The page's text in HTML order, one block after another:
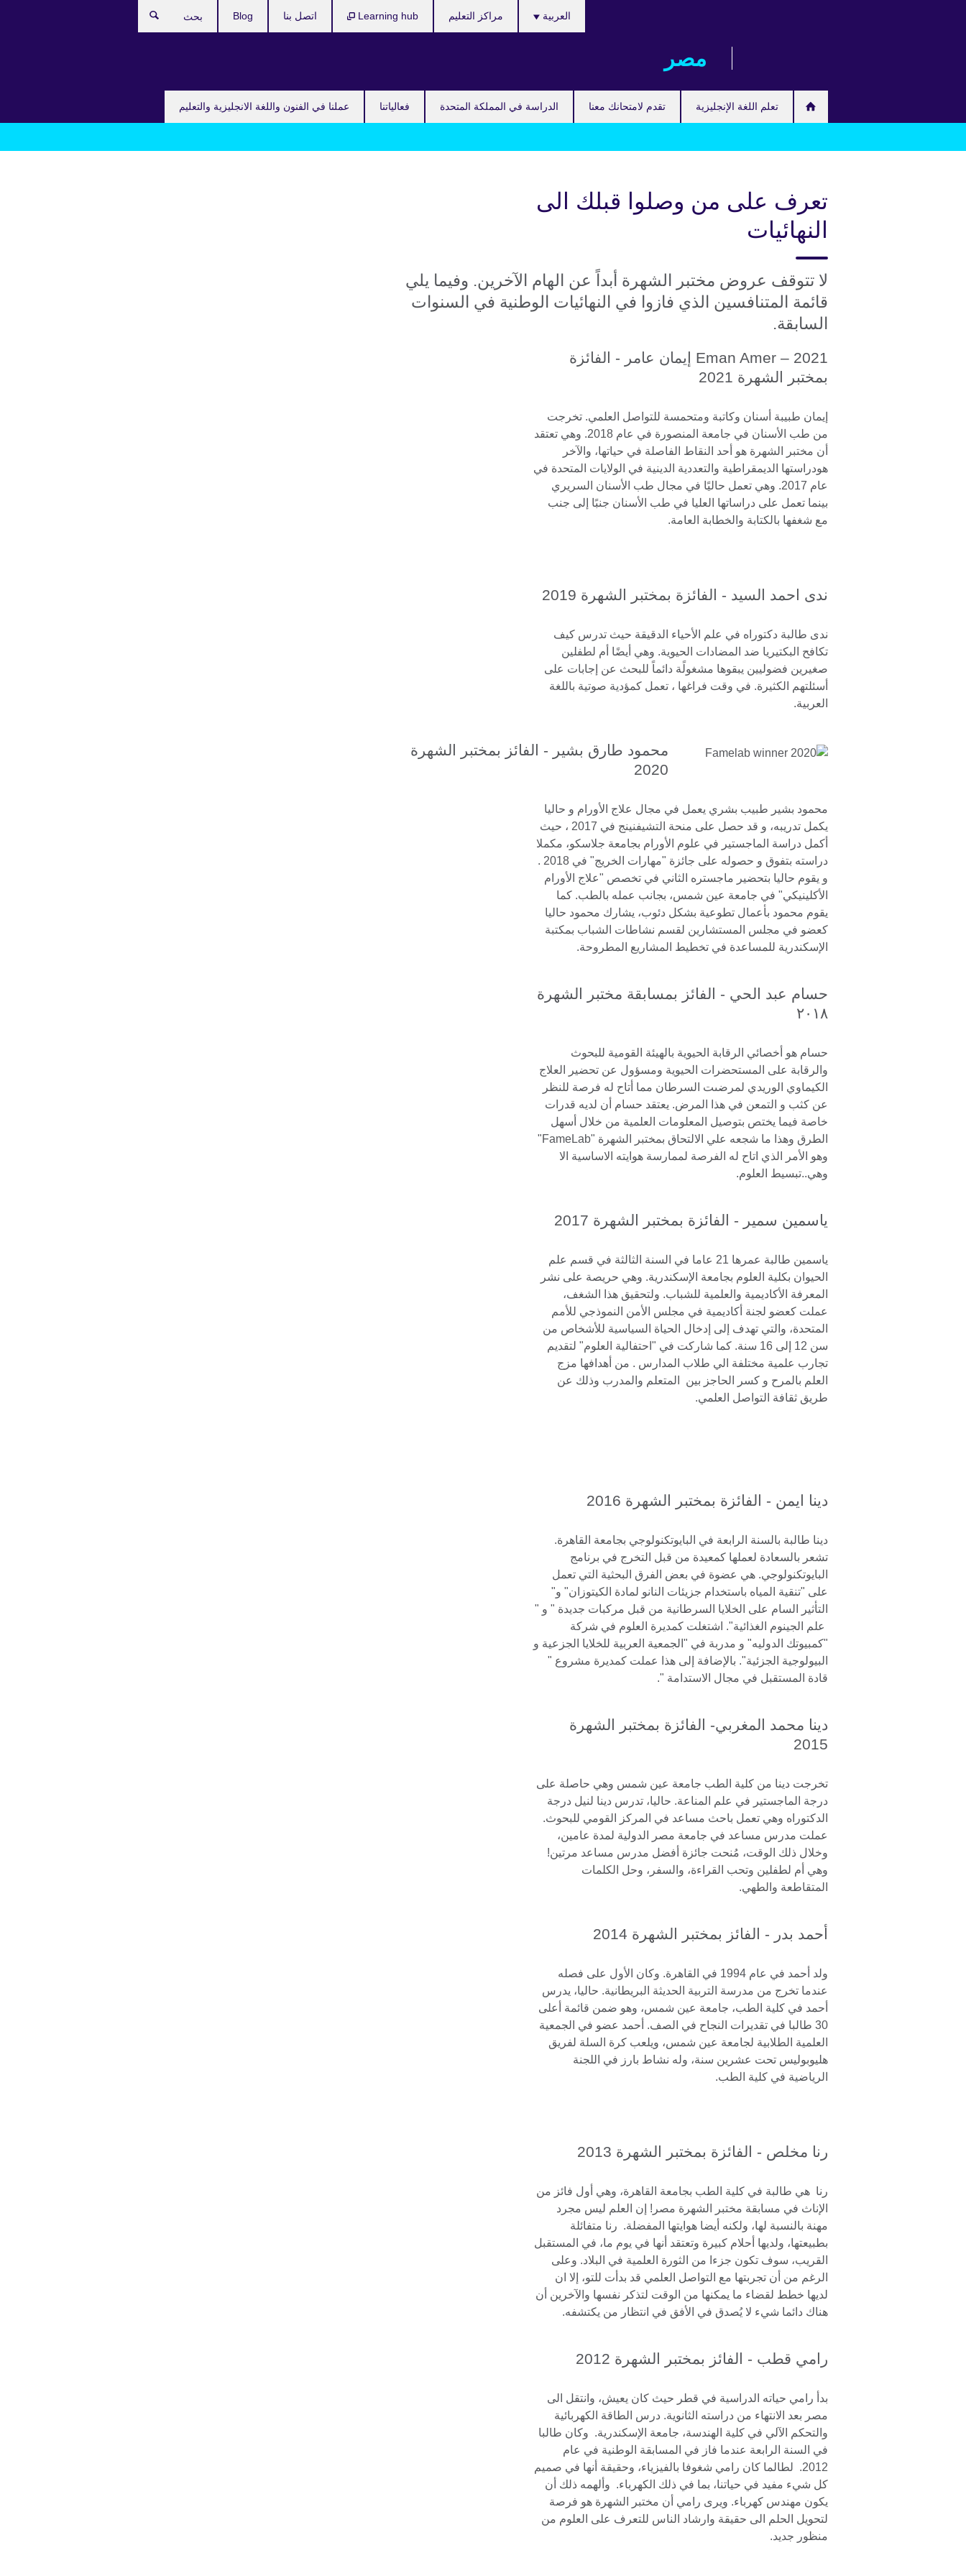
مصر‎
تعلم اللغة الإنجليزية تقدم لامتحانك معنا الدراسة في المملكة المتحدة فعالياتنا عملنا في الفنون واللغة الانجليزية والتعليم
العربية مراكز التعليم Learning hub اتصل بنا Blog
تعرف على من وصلوا قبلك الى
النهائيات
لا تتوقف عروض مختبر الشهرة أبداً عن الهام الآخرين. وفيما يلي
قائمة المتنافسين الذي فازوا في النهائيات الوطنية في السنوات
السابقة.
2021 – Eman Amer إيمان عامر - الفائزة
بمختبر الشهرة 2021
إيمان طبيبة أسنان وكاتبة ومتحمسة للتواصل العلمي. تخرجت
من طب الأسنان في جامعة المنصورة في عام 2018. وهي تعتقد
أن مختبر الشهرة هو أحد النقاط الفاصلة في حياتها، والآخر
هودراستها الديمقراطية والتعددية الدينية في الولايات المتحدة في
عام 2017. وهي تعمل حاليًا في مجال طب الأسنان السريري
بينما تعمل على دراساتها العليا في طب الأسنان جنبًا إلى جنب
مع شغفها بالكتابة والخطابة العامة.
ندى احمد السيد - الفائزة بمختبر الشهرة 2019
ندى طالبة دكتوراه في علم الأحياء الدقيقة حيث تدرس كيف
تكافح البكتيريا ضد المضادات الحيوية. وهي أيضًا أم لطفلين
صغيرين فضوليين يبقوها مشغولًة دائماً للبحث عن إجابات على
أسئلتهم الكثيرة. في وقت فراغها ، تعمل كمؤدية صوتية باللغة
العربية.
محمود طارق بشير - الفائز بمختبر الشهرة
2020
محمود بشير طبيب بشري يعمل في مجال علاج الأورام و حاليا
يكمل تدريبه، و قد حصل على منحة التشيفنينج في 2017 ، حيث
أكمل دراسة الماجستير في علوم الأورام بجامعة جلاسكو، مكملا
دراسته بتفوق و حصوله على جائزة "مهارات الخريج" في 2018 .
و يقوم حاليا بتحضير ماجستره الثاني في تخصص "علاج الأورام
الأكلينيكي" في جامعة عين شمس، بجانب عمله بالطب. كما
يقوم محمود بأعمال تطوعية بشكل دئوب، يشارك محمود حاليا
كعضو في مجلس المستشارين لقسم نشاطات الشباب بمكتبة
الإسكندرية للمساعدة في تخطيط المشاريع المطروحة.
حسام عبد الحي - الفائز بمسابقة مختبر الشهرة
٢٠١٨
حسام هو أخصائي الرقابة الحيوية بالهيئة القومية للبحوث
والرقابة على المستحضرات الحيوية ومسؤول عن تحضير العلاج
الكيماوي الوريدي لمرضىت السرطان مما أتاح له فرصة للنظر
عن كثب و التمعن في هذا المرض. يعتقد حسام أن لديه قدرات
خاصة فيما يختص بتوصيل المعلومات العلمية من خلال أسهل
الطرق وهذا ما شجعه علي الالتحاق بمختبر الشهرة "FameLab"
وهو الأمر الذي اتاح له الفرصة لممارسة هوايته الاساسية الا
وهي..تبسيط العلوم.
ياسمين سمير - الفائزة بمختبر الشهرة 2017
ياسمين طالبة عمرها 21 عاما في السنة الثالثة في قسم علم
الحيوان بكلية العلوم بجامعة الإسكندرية. وهي حريصة على نشر
المعرفة الأكاديمية والعلمية للشباب. ولتحقيق هذا الشغف،
عملت كعضو لجنة أكاديمية في مجلس الأمن النموذجي للأمم
المتحدة، والتي تهدف إلى إدخال الحياة السياسية للأشخاص من
سن 12 إلى 16 سنة. كما شاركت في "احتفالية العلوم" لتقديم
تجارب علمية مختلفة الي طلاب المدارس . من أهدافها مزج
العلم بالمرح و كسر الحاجز بين المتعلم والمدرب وذلك عن
طريق ثقافة التواصل العلمي.
دينا ايمن - الفائزة بمختبر الشهرة 2016
دينا طالبة بالسنة الرابعة في البايوتكنولوجي بجامعة القاهرة.
تشعر بالسعادة لعملها كمعيدة من قبل التخرج في برنامج
البايوتكنولوجي. هي عضوة في بعض الفرق البحثية التي تعمل
على "تنقية المياه باستخدام جزيئات النانو لمادة الكيتوزان" و"
التأثير السام على الخلايا السرطانية من قبل مركبات جديدة " و "
علم الجينوم الغذائية". اشتغلت كمديرة العلوم في شركة
"كمبيوتك الدوليه" و مدربة في "الجمعية العربية للخلايا الجزعية و
البيولوجية الجزئية". بالإضافة إلى هذا عملت كمديرة مشروع "
قادة المستقبل في مجال الاستدامة ".
دينا محمد المغربي- الفائزة بمختبر الشهرة
2015
تخرجت دينا من كلية الطب جامعة عين شمس وهي حاصلة على
درجة الماجستير في علم المناعة. حاليا، تدرس دينا لنيل درجة
الدكتوراه وهي تعمل باحث مساعد في المركز القومي للبحوث.
عملت مدرس مساعد في جامعة مصر الدولية لمدة عامين،
وخلال ذلك الوقت، مُنحت جائزة أفضل مدرس مساعد مرتين!
وهي أم لطفلين وتحب القراءة، والسفر، وحل الكلمات
المتقاطعة والطهي.
أحمد بدر - الفائز بمختبر الشهرة 2014
ولد أحمد في عام 1994 في القاهرة. وكان الأول على فصله
عندما تخرج من مدرسة التربية الحديثة البريطانية. حاليا، يدرس
أحمد في كلية الطب، جامعة عين شمس، وهو ضمن قائمة أعلى
30 طالبا في تقديرات النجاح في الصف. أحمد عضو في الجمعية
العلمية الطلابية لجامعة عين شمس، ويلعب كرة السلة لفريق
هليوبوليس تحت عشرين سنة، وله نشاط بارز في اللجنة
الرياضية في كلية الطب.
رنا مخلص - الفائزة بمختبر الشهرة 2013
رنا هي طالبة في كلية الطب بجامعة القاهرة، وهي أول فائز من
الإناث في مسابقة مختبر الشهرة مصر! إن العلم ليس مجرد
مهنة بالنسبة لها، ولكنه أيضا هوايتها المفضلة. رنا متفائلة
بطبيعتها، ولديها أحلام كبيرة وتعتقد أنها في يوم ما، في المستقبل
القريب، سوف تكون جزءا من الثورة العلمية في البلاد. وعلى
الرغم من أن تجربتها مع التواصل العلمي قد بدأت للتو، إلا ان
لديها خطط لقضاء ما يمكنها من الوقت لتذكر نفسها والآخرين أن
هناك دائما شيء لا يُصدق في الأفق في انتظار من يكتشفه.
رامي قطب - الفائز بمختبر الشهرة 2012
بدأ رامي حياته الدراسية في قطر حيث كان يعيش، وانتقل الى
مصر بعد الانتهاء من دراسته الثانوية. درس الطاقة الكهربائية
والتحكم الآلي في كلية الهندسة، جامعة الإسكندرية. وكان طالبا
في السنة الرابعة عندما فاز في المسابقة الوطنية في عام
2012. لطالما كان رامي شغوفا بالفيزياء، وحقيقة أنها في صميم
كل شيء مفيد في حياتنا، بما في ذلك الكهرباء. وألهمه ذلك أن
يكون مهندس كهرباء. ويرى رامي أن مختبر الشهرة هو فرصة
لتحويل الحلم الى حقيقة وارشاد الناس للتعرف على العلوم من
منظور جديد.